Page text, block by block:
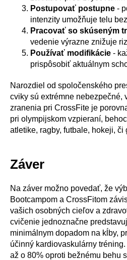
Postupovať postupne -
intenzity umožňuje telu
Pracovať so skúseným
vedenie výrazne znižuje
Používať modifikácie -
prispôsobiť aktuálnym
Narozdiel od spoločenského
cviky sú extrémne nebezpečné,
zranenia pri CrossFite je
pri olympijskom vzpieraní,
atletike, ragby, futbale, hokeji, či
Záver
Na záver možno povedať, že
Bootcampom a CrossFitom
vašich osobných cieľov a
cvičenie jednoznačne
minimálnym dopadom na kĺby,
účinný kardiovaskulárny
až o 80% oproti bežnému behu